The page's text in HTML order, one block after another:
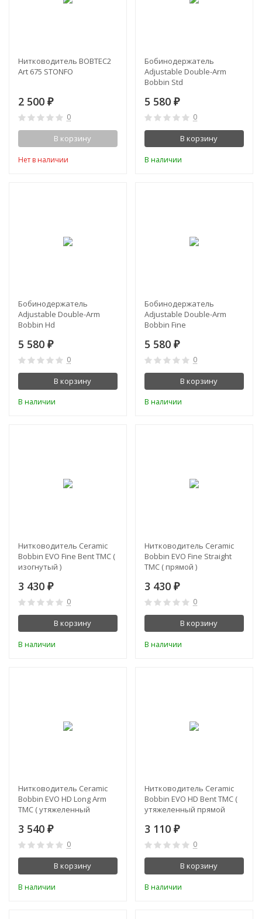
Нитководитель BOBTEC2
Art 675 STONFO
2 500 ₽
0
В корзину
Нет в наличии
Бобинодержатель
Adjustable Double-Arm
Bobbin Std
5 580 ₽
0
В корзину
В наличии
Бобинодержатель
Adjustable Double-Arm
Bobbin Hd
5 580 ₽
0
В корзину
В наличии
Бобинодержатель
Adjustable Double-Arm
Bobbin Fine
5 580 ₽
0
В корзину
В наличии
Нитководитель Ceramic
Bobbin EVO Fine Bent TMC (
изогнутый )
3 430 ₽
0
В корзину
В наличии
Нитководитель Ceramic
Bobbin EVO Fine Straight
TMC ( прямой )
3 430 ₽
0
В корзину
В наличии
Нитководитель Ceramic
Bobbin EVO HD Long Arm
TMC ( утяжеленный
3 540 ₽
0
В корзину
В наличии
Нитководитель Ceramic
Bobbin EVO HD Bent TMC (
утяжеленный прямой
3 110 ₽
0
В корзину
В наличии